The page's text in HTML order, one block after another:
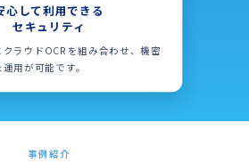
心して利用できる
セキュリティ
ラウドOCRを組み合わせ、機密
用が可能です。
事例紹介